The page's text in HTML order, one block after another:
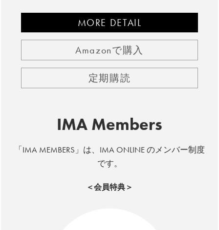
MORE DETAIL
Amazonで購入
定期購読
IMA Members
「IMA MEMBERS」は、IMA ONLINE のメンバー制度
です。
＜会員特典＞